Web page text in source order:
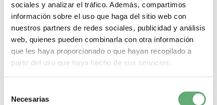
sociales y analizar el tráfico. Además, compartimos
información sobre el uso que haga del sitio web con
nuestros partners de redes sociales, publicidad y análisis
web, quienes pueden combinarla con otra información
que les haya proporcionado o que hayan recopilado a
partir del uso que haya hecho de sus servicios.
Necesarias